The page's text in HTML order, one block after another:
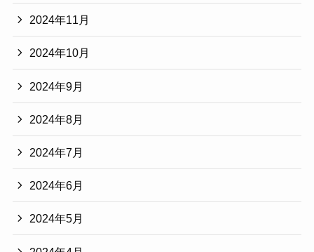
2024年11月
2024年10月
2024年9月
2024年8月
2024年7月
2024年6月
2024年5月